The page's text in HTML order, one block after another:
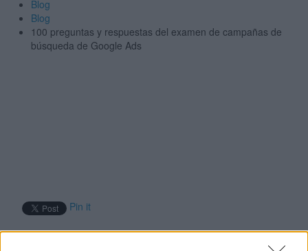
Blog
Blog
100 preguntas y respuestas del examen de campañas de
búsqueda de Google Ads
Pin it
By:Manuel López